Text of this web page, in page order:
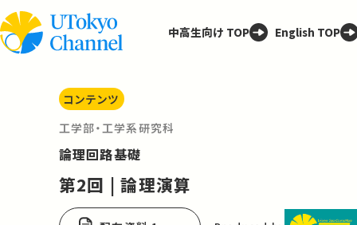
中高生向け TOP English TOP
コンテンツ
工学部・工学系研究科
論理回路基礎
第2回 | 論理演算